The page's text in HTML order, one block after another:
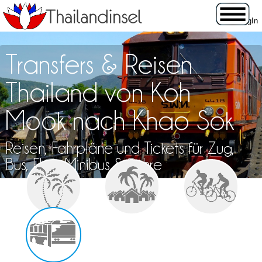
Transfers & Reisen
Thailand von Koh
Mook nach Khao Sok
Reisen, Fahrpläne und Tickets für Zug,
Bus, Flug, Minibus & Fähre